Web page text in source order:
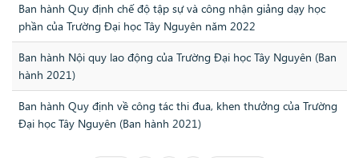
Ban hành Quy định chế độ tập sự và công nhận giảng dạy học
phần của Trường Đại học Tây Nguyên năm 2022
Ban hành Nội quy lao động của Trường Đại học Tây Nguyên (Ban
hành 2021)
Ban hành Quy định về công tác thi đua, khen thưởng của Trường
Đại học Tây Nguyên (Ban hành 2021)